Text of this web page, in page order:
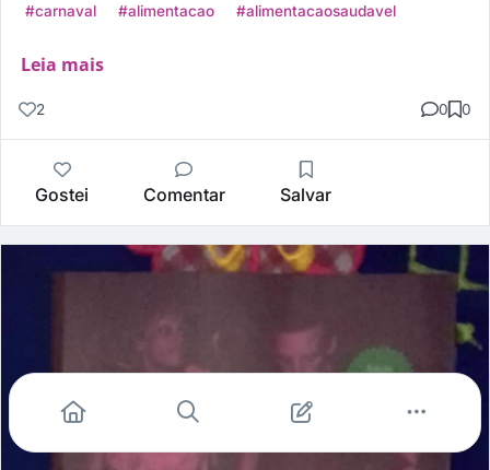
#carnaval #alimentacao #alimentacaosaudavel
Leia mais
2 0 0
Gostei Comentar Salvar